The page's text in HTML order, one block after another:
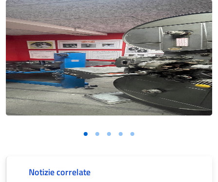
Notizie correlate